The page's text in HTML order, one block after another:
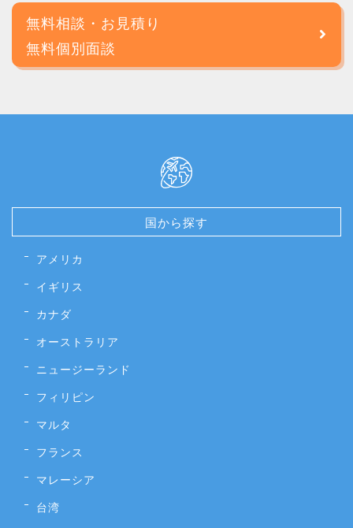
無料相談・お見積り
無料個別面談
国から探す
アメリカ
イギリス
カナダ
オーストラリア
ニュージーランド
フィリピン
マルタ
フランス
マレーシア
台湾